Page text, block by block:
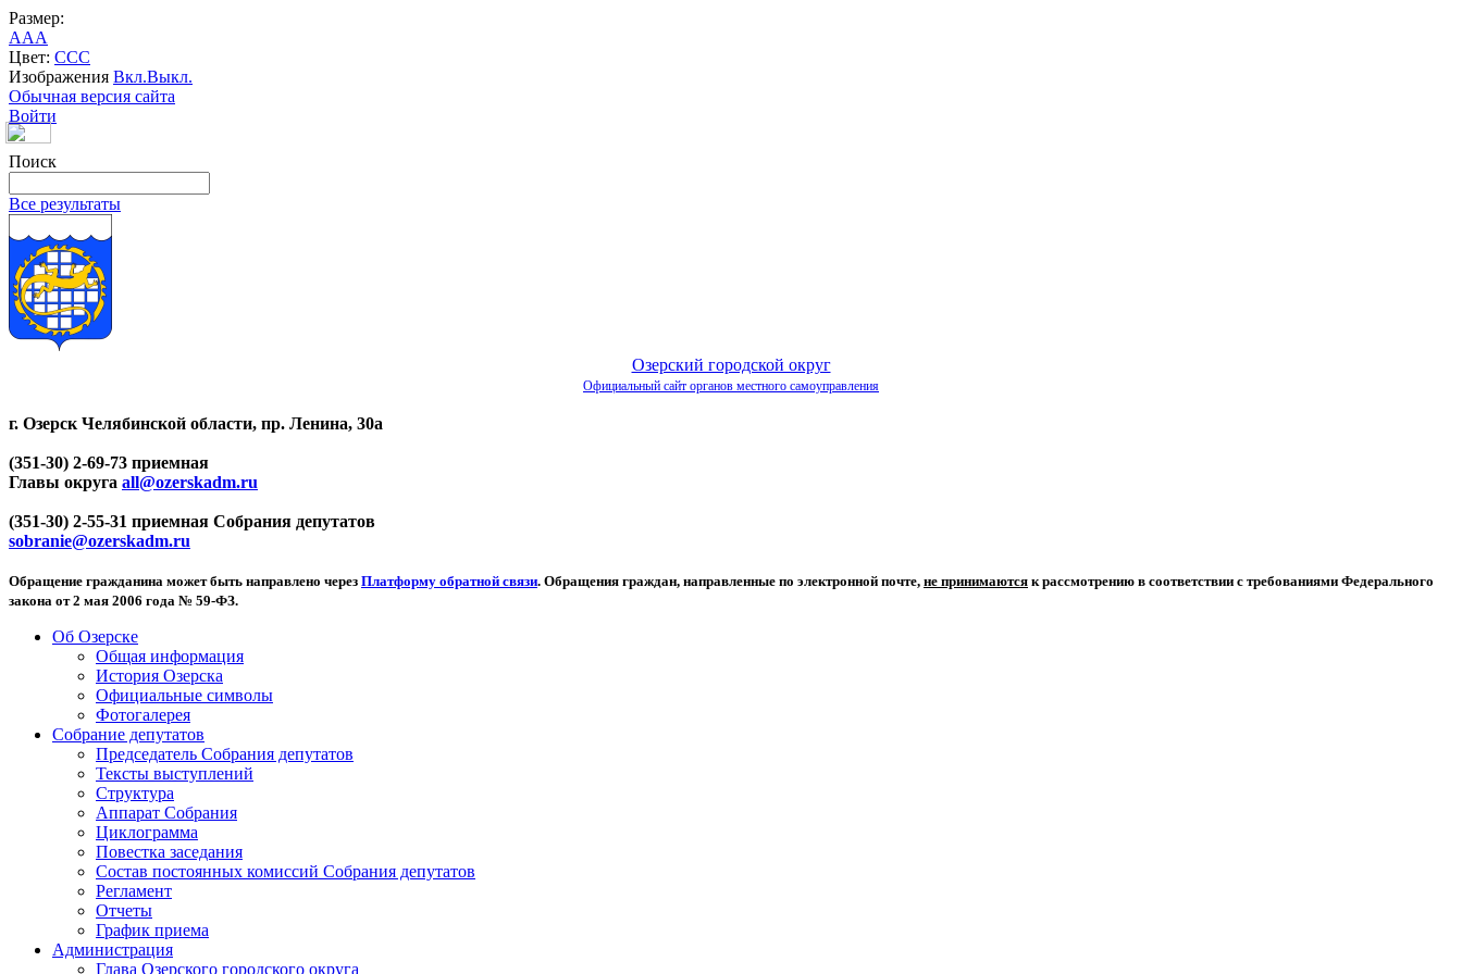
Размер:
AAA
Цвет: CCC
Изображения Вкл.Выкл.
Обычная версия сайта
Войти
Поиск
Все результаты
Озерский городской округ
Официальный сайт органов местного самоуправления
г. Озерск Челябинской области, пр. Ленина, 30а
(351-30) 2-69-73 приемная
Главы округа all@ozerskadm.ru
(351-30) 2-55-31 приемная Собрания депутатов
sobranie@ozerskadm.ru
Обращение гражданина может быть направлено через Платформу обратной связи. Обращения граждан, направленные по электронной почте, не принимаются к рассмотрению в соответствии с требованиями Федерального
закона от 2 мая 2006 года № 59-ФЗ.
Об Озерске
Общая информация
История Озерска
Официальные символы
Фотогалерея
Собрание депутатов
Председатель Собрания депутатов
Тексты выступлений
Структура
Аппарат Собрания
Циклограмма
Повестка заседания
Состав постоянных комиссий Собрания депутатов
Регламент
Отчеты
График приема
Администрация
Глава Озерского городского округа